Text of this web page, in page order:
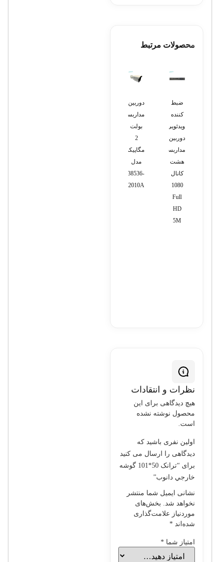
محصولات مرتبط
ضبط
کننده
ویدئویی
دوربین
مداربسته
هشت
کانال
1080
Full
HD
5M
دوربین
مداربسته
بولت
2
مگاپیکسل
مدل
CBM238536-
K2010A
نظرات و انتقادات
هیچ دیدگاهی برای این
محصول نوشته نشده
است.
اولین نفری باشید که
دیدگاهی را ارسال می کنید
برای “ترانک 50*101 گوشه
خارجي دانوب”
نشانی ایمیل شما منتشر
نخواهد شد. بخش‌های
موردنیاز علامت‌گذاری
شده‌اند *
امتیاز شما *